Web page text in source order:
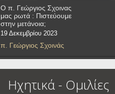
Ο π. Γεώργιος Σχοινας
μας ρωτά : Πιστεύουμε
στην μετάνοια;
19 Δεκεμβρίου 2023
π. Γεώργιος Σχοινάς
Ηχητικά - Ομιλίες